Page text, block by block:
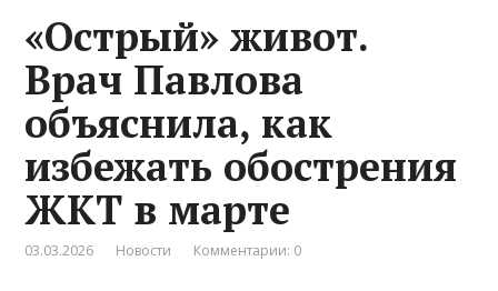
«Острый» живот.
Врач Павлова
объяснила, как
избежать обострения
ЖКТ в марте
03.03.2026 Новости Комментарии: 0